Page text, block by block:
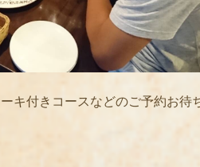
キ付きコースなどのご予約お待